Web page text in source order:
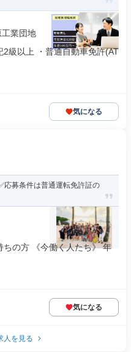
業団地
級以上 ・普通自動車免許(AT
気になる
応募条件は普通運転免許証の
の方 《今働く人たち》 年
気になる
人を見る